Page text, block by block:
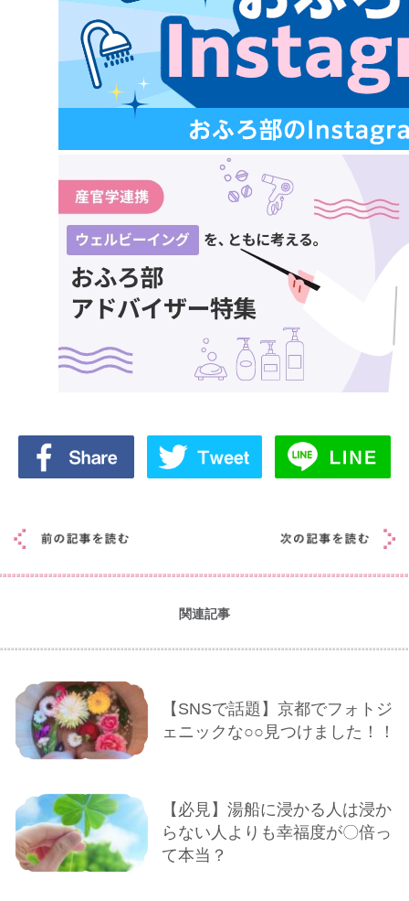
関連記事
【SNSで話題】京都でフォトジ
ェニックな○○見つけました！！
【必見】湯船に浸かる人は浸か
らない人よりも幸福度が〇倍っ
て本当？